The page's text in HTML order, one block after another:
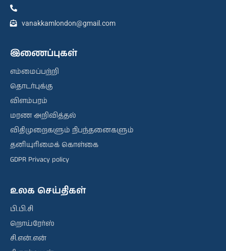
vanakkamlondon@gmail.com
இணைப்புகள்
எம்மைப்பற்றி
தொடர்புக்கு
விளம்பரம்
மரண அறிவித்தல்
விதிமுறைகளும் நிபந்தனைகளும்
தனியுரிமைக் கொள்கை
GDPR Privacy policy
உலக செய்திகள்
பி.பி.சி
றொய்ரேர்ஸ்
சி.என்.என்